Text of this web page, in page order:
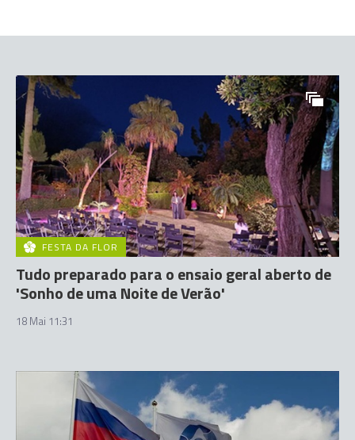
FESTA DA FLOR
Tudo preparado para o ensaio geral aberto de
'Sonho de uma Noite de Verão'
18 Mai 11:31